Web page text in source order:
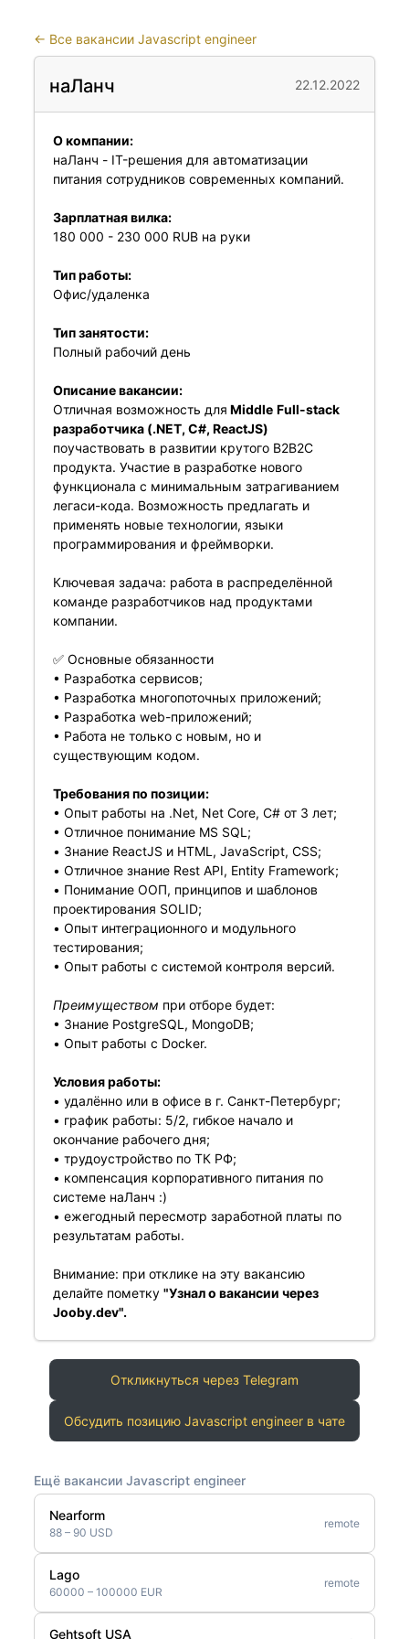
← Все вакансии Javascript engineer
наЛанч 22.12.2022
О компании:
наЛанч - IT-решения для автоматизации
питания сотрудников современных компаний.
Зарплатная вилка:
180 000 - 230 000 RUB на руки
Тип работы:
Офис/удаленка
Тип занятости:
Полный рабочий день
Описание вакансии:
Отличная возможность для Middle Full-stack
разработчика (.NET, C#, ReactJS)
поучаствовать в развитии крутого B2B2С
продукта. Участие в разработке нового
функционала с минимальным затрагиванием
легаси-кода. Возможность предлагать и
применять новые технологии, языки
программирования и фреймворки.
Ключевая задача: работа в распределённой
команде разработчиков над продуктами
компании.
✅ Основные обязанности
• Разработка сервисов;
• Разработка многопоточных приложений;
• Разработка web-приложений;
• Работа не только с новым, но и
существующим кодом.
Требования по позиции:
• Опыт работы на .Net, Net Core, C# от 3 лет;
• Отличное понимание MS SQL;
• Знание ReactJS и HTML, JavaScript, CSS;
• Отличное знание Rest API, Entity Framework;
• Понимание ООП, принципов и шаблонов
проектирования SOLID;
• Опыт интеграционного и модульного
тестирования;
• Опыт работы с системой контроля версий.
Преимуществом при отборе будет:
• Знание PostgreSQL, MongoDB;
• Опыт работы с Docker.
Условия работы:
• удалённо или в офисе в г. Санкт-Петербург;
• график работы: 5/2, гибкое начало и
окончание рабочего дня;
• трудоустройство по ТК РФ;
• компенсация корпоративного питания по
системе наЛанч :)
• ежегодный пересмотр заработной платы по
результатам работы.
Внимание: при отклике на эту вакансию
делайте пометку "Узнал о вакансии через
Jooby.dev".
Откликнуться через Telegram
Обсудить позицию Javascript engineer в чате
Ещё вакансии Javascript engineer
Nearform
88 – 90 USD
remote
Lago
60000 – 100000 EUR
remote
Gehtsoft USA